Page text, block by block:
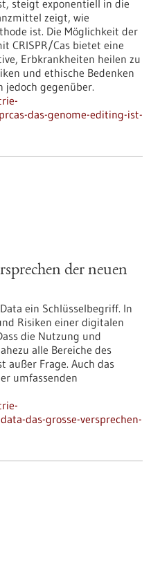
steigt exponentiell in die
zeigt, wie
ist. Die Möglichkeit der
CRISPR/Cas bietet eine
Erbkrankheiten heilen zu
und ethische Bedenken
jedoch gegenüber.
das-genome-editing-ist-
der neuen
ein Schlüsselbegriff. In
Risiken einer digitalen
die Nutzung und
alle Bereiche des
außer Frage. Auch das
umfassenden
das-grosse-versprechen-